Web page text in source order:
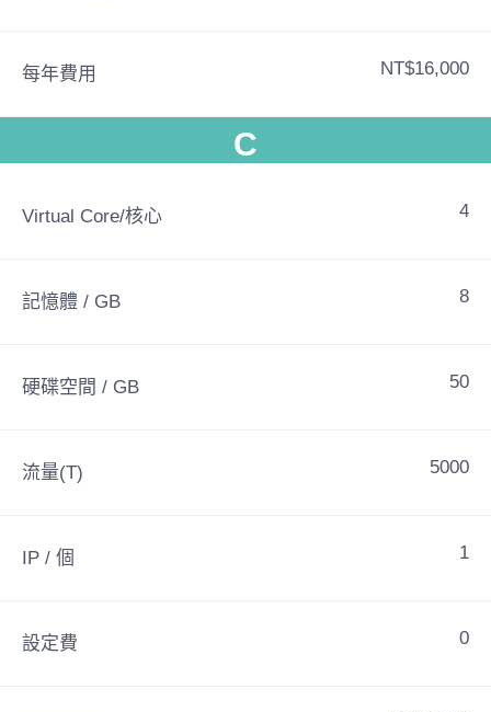
每年費用 NT$16,000
C
Virtual Core/核心 4
記憶體 / GB 8
硬碟空間 / GB 50
流量(T) 5000
IP / 個 1
設定費 0